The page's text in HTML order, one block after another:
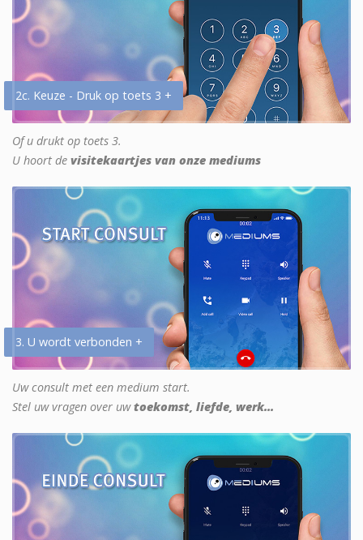
2c. Keuze - Druk op toets 3 +
Of u drukt op toets 3.
U hoort de visitekaartjes van onze mediums
3. U wordt verbonden +
Uw consult met een medium start.
Stel uw vragen over uwtoekomst, liefde, werk...